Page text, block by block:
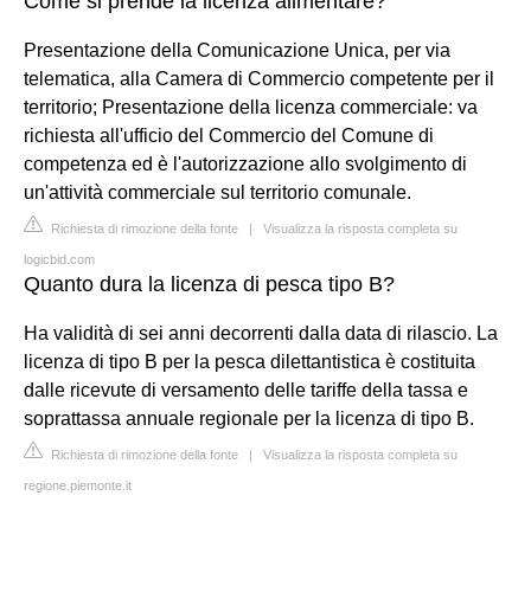
Presentazione della Comunicazione Unica, per via
telematica, alla Camera di Commercio competente per il
territorio; Presentazione della licenza commerciale: va
richiesta all'ufficio del Commercio del Comune di
competenza ed è l'autorizzazione allo svolgimento di
un'attività commerciale sul territorio comunale.
Richiesta di rimozione della fonte | Visualizza la risposta completa su
logicbid.com
Quanto dura la licenza di pesca tipo B?
Ha validità di sei anni decorrenti dalla data di rilascio. La
licenza di tipo B per la pesca dilettantistica è costituita
dalle ricevute di versamento delle tariffe della tassa e
soprattassa annuale regionale per la licenza di tipo B.
Richiesta di rimozione della fonte | Visualizza la risposta completa su
regione.piemonte.it